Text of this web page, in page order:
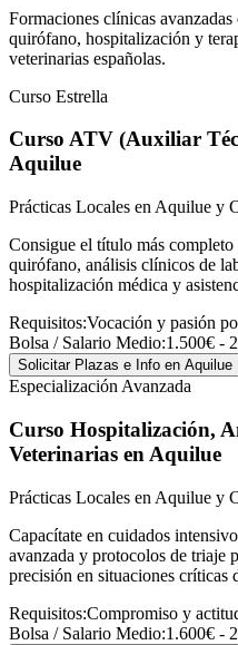
Formaciones clínicas
quirófano, hospitalización y
veterinarias españolas.
Curso Estrella
Curso ATV (Auxiliar
Aquilue
Prácticas Locales en Aquilue y
Consigue el título más
quirófano, análisis clínicos de
hospitalización médica y
Requisitos:Vocación y pasión
Bolsa / Salario Medio:1.500€ -
Solicitar Plazas e Info en Aquilue
Especialización Avanzada
Curso Hospitalización,
Veterinarias en Aquilue
Prácticas Locales en Aquilue y
Capacítate en cuidados
avanzada y protocolos de triaje
precisión en situaciones críticas
Requisitos:Compromiso y
Bolsa / Salario Medio:1.600€ -